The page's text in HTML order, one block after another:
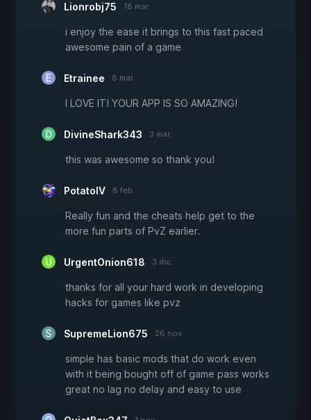
Lionrobj75 18 mar.
i enjoy the ease it brings to this fast paced
awesome pain of a game
Etrainee 8 mar.
I LOVE IT! YOUR APP IS SO AMAZING!
DivineShark343 3 mar.
this was awesome so thank you!
PotatoIV 8 feb.
Really fun and the cheats help get to the
more fun parts of PvZ earlier.
UrgentOnion618 3 dic.
thanks for all your hard work in developing
hacks for games like pvz
SupremeLion675 26 nov.
simple has basic mods that do work even
with it being bought off of game pass works
great no lag no delay and easy to use